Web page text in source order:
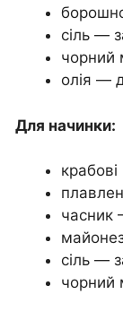
сіль —
чорний
олія —
Для начинки:
часник
сіль —
чорний